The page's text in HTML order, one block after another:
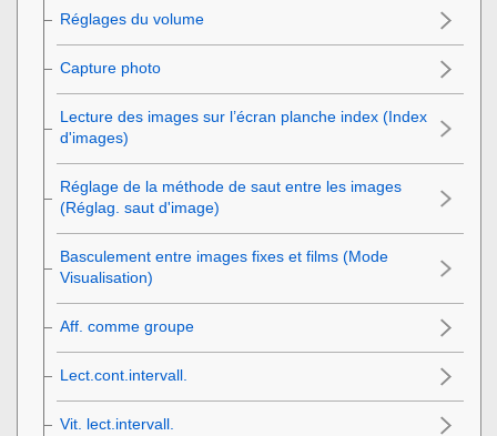
Réglages du volume
Capture photo
Lecture des images sur l’écran planche index (Index
d'images)
Réglage de la méthode de saut entre les images
(Réglag. saut d'image)
Basculement entre images fixes et films (Mode
Visualisation)
Aff. comme groupe
Lect.cont.intervall.
Vit. lect.intervall.